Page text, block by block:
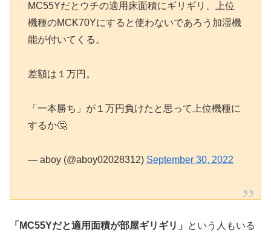
MC55Yだとウチの適用床面積にギリギリ、上位
機種のMCK70Yにすると使わないであろう加湿機
能が付いてくる。
差額は１万円。
「一本勝ち」が１万円負けたと思って上位機種に
するか🤔
— aboy (@aboy02028312) September 30, 2022
「MC55Yだと適用面積が部屋ギリギリ」
という人もいる